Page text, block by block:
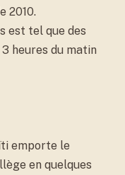
2010.
est tel que des
heures du matin
emporte le
en quelques